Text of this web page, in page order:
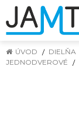
ÚVOD DIELŇA
JEDNODVEROVÉ